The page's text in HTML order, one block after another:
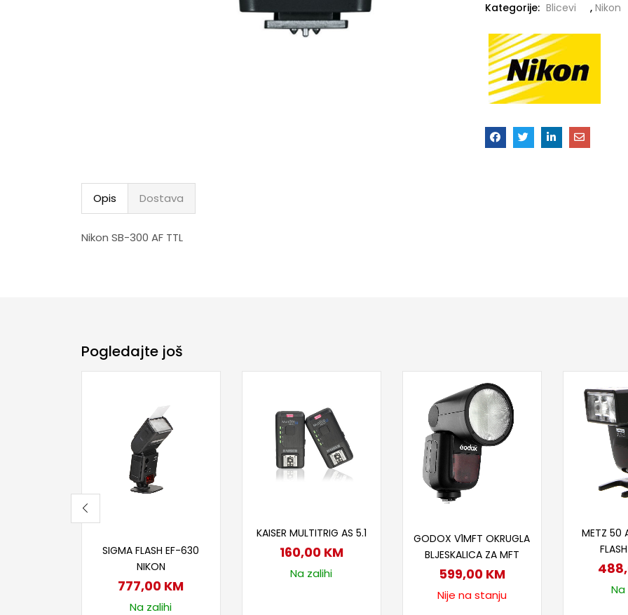
Kategorije: Blicevi , Nikon
Opis Dostava
Nikon SB-300 AF TTL
Pogledajte još
SIGMA FLASH EF-630
NIKON
777,00 KM
Na zalihi
KAISER MULTITRIG AS 5.1
160,00 KM
Na zalihi
GODOX V1MFT OKRUGLA
BLJESKALICA ZA MFT
599,00 KM
Nije na stanju
METZ 50
Na